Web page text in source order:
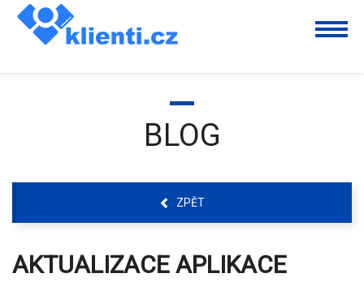
BLOG
ZPĚT
AKTUALIZACE APLIKACE